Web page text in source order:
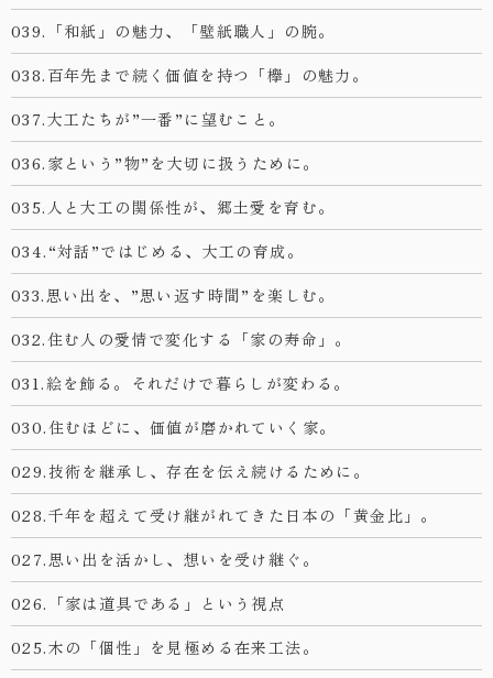
039.「和紙」の魅力、「壁紙職人」の腕。
038.百年先まで続く価値を持つ「欅」の魅力。
037.大工たちが”一番”に望むこと。
036.家という”物”を大切に扱うために。
035.人と大工の関係性が、郷土愛を育む。
034.“対話”ではじめる、大工の育成。
033.思い出を、”思い返す時間”を楽しむ。
032.住む人の愛情で変化する「家の寿命」。
031.絵を飾る。それだけで暮らしが変わる。
030.住むほどに、価値が磨かれていく家。
029.技術を継承し、存在を伝え続けるために。
028.千年を超えて受け継がれてきた日本の「黄金比」。
027.思い出を活かし、想いを受け継ぐ。
026.「家は道具である」という視点
025.木の「個性」を見極める在来工法。